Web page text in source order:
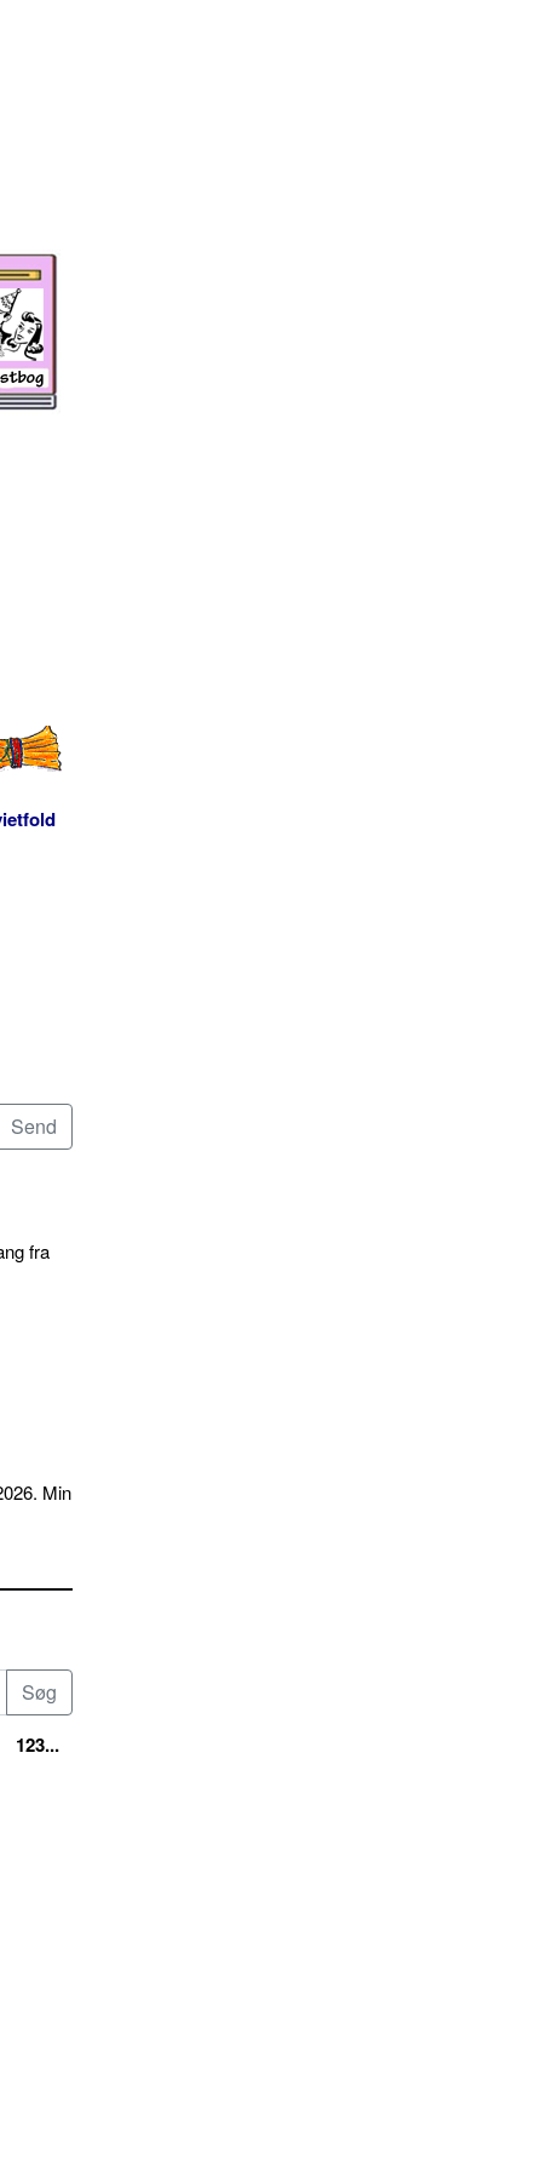
fra
Min
123...